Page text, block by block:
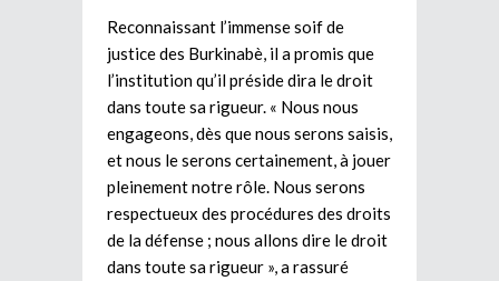
Reconnaissant l’immense soif de
justice des Burkinabè, il a promis que
l’institution qu’il préside dira le droit
dans toute sa rigueur. « Nous nous
engageons, dès que nous serons saisis,
et nous le serons certainement, à jouer
pleinement notre rôle. Nous serons
respectueux des procédures des droits
de la défense ; nous allons dire le droit
dans toute sa rigueur », a rassuré